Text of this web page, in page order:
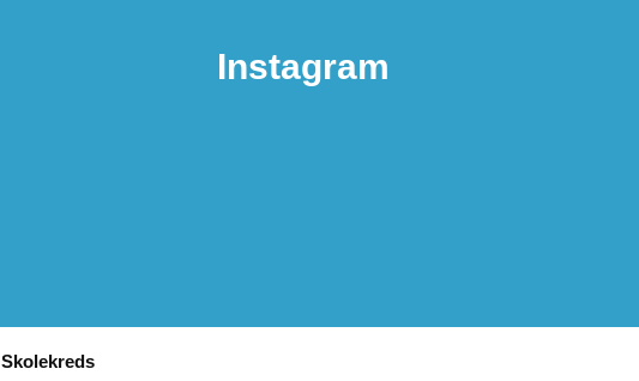
Instagram
Skolekreds